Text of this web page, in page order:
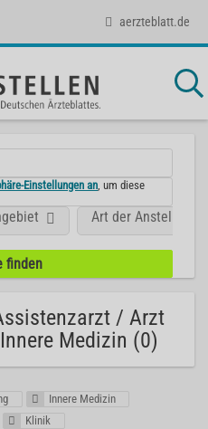
aerzteblatt.de
Einstellungen an , um diese
Art der Anstellung
/ Arzt
Medizin (0)
Innere Medizin
Klinik